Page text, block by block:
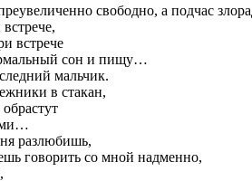
свободно, а подчас
встрече
сон и пищу…
мальчик.
в стакан,
разлюбишь,
говорить со мной надменно,